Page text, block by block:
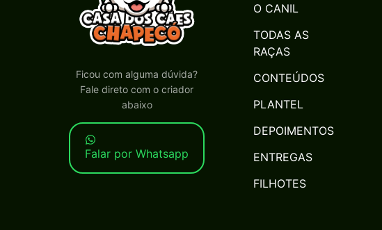
Ficou com alguma dúvida?
Fale direto com o criador
abaixo
Falar por Whatsapp
O CANIL
TODAS AS
RAÇAS
CONTEÚDOS
PLANTEL
DEPOIMENTOS
ENTREGAS
FILHOTES